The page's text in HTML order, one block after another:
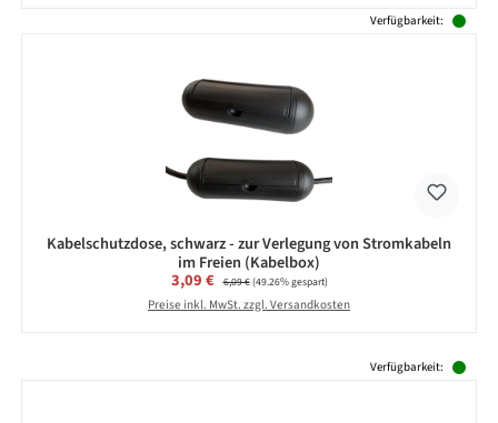
Verfügbarkeit:
Kabelschutzdose, schwarz - zur Verlegung von Stromkabeln
im Freien (Kabelbox)
Verkaufspreis:
3,09 € Regulärer Preis:
6,09 €(49.26% gespart)
Preise inkl. MwSt. zzgl. Versandkosten
Verfügbarkeit: